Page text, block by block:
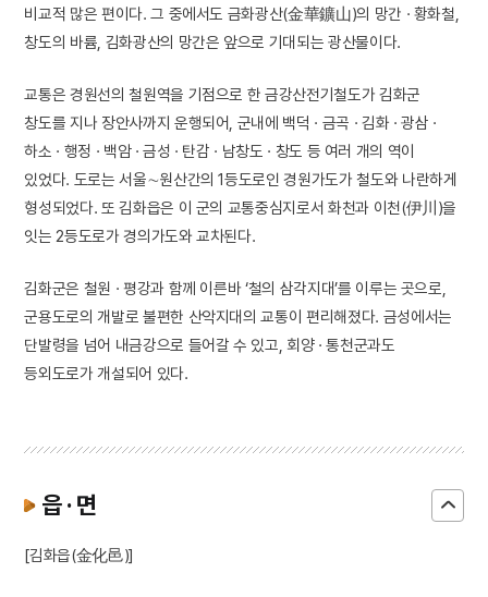
비교적 많은 편이다. 그 중에서도 금화광산(金華鑛山)의 망간 · 황화철,
창도의 바륨, 김화광산의 망간은 앞으로 기대되는 광산물이다.
교통은 경원선의 철원역을 기점으로 한 금강산전기철도가 김화군
창도를 지나 장안사까지 운행되어, 군내에 백덕 · 금곡 · 김화 · 광삼 ·
하소 · 행정 · 백암 · 금성 · 탄감 · 남창도 · 창도 등 여러 개의 역이
있었다. 도로는 서울∼원산간의 1등도로인 경원가도가 철도와 나란하게
형성되었다. 또 김화읍은 이 군의 교통중심지로서 화천과 이천(伊川)을
잇는 2등도로가 경의가도와 교차된다.
김화군은 철원 · 평강과 함께 이른바 ‘철의 삼각지대’를 이루는 곳으로,
군용도로의 개발로 불편한 산악지대의 교통이 편리해졌다. 금성에서는
단발령을 넘어 내금강으로 들어갈 수 있고, 회양 · 통천군과도
등외도로가 개설되어 있다.
읍 · 면
[김화읍(金化邑)]